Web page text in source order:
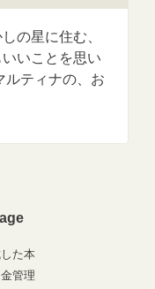
の星に住む、
いことを思い
ティナの、お
た本
管理